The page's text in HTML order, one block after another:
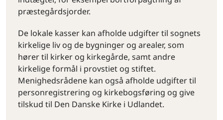
præstegårdsjorder.
De lokale kasser kan afholde udgifter til sognets
kirkelige liv og de bygninger og arealer, som
hører til kirker og kirkegårde, samt andre
kirkelige formål i provstiet og stiftet.
Menighedsrådene kan også afholde udgifter til
personregistrering og kirkebogsføring og give
tilskud til Den Danske Kirke i Udlandet.